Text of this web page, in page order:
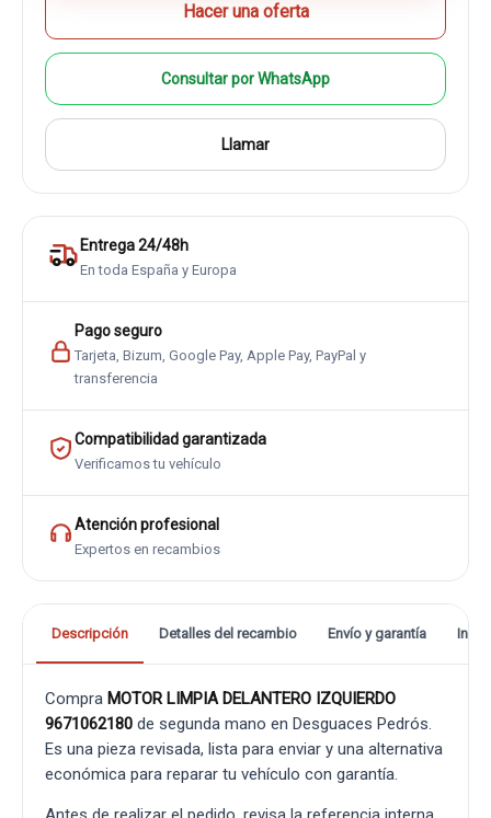
Hacer una oferta
Consultar por WhatsApp
Llamar
Entrega 24/48h
En toda España y Europa
Pago seguro
Tarjeta, Bizum, Google Pay, Apple Pay, PayPal y
transferencia
Compatibilidad garantizada
Verificamos tu vehículo
Atención profesional
Expertos en recambios
Descripción Detalles del recambio Envío y garantía
Compra MOTOR LIMPIA DELANTERO IZQUIERDO
9671062180 de segunda mano en Desguaces Pedrós.
Es una pieza revisada, lista para enviar y una alternativa
económica para reparar tu vehículo con garantía.